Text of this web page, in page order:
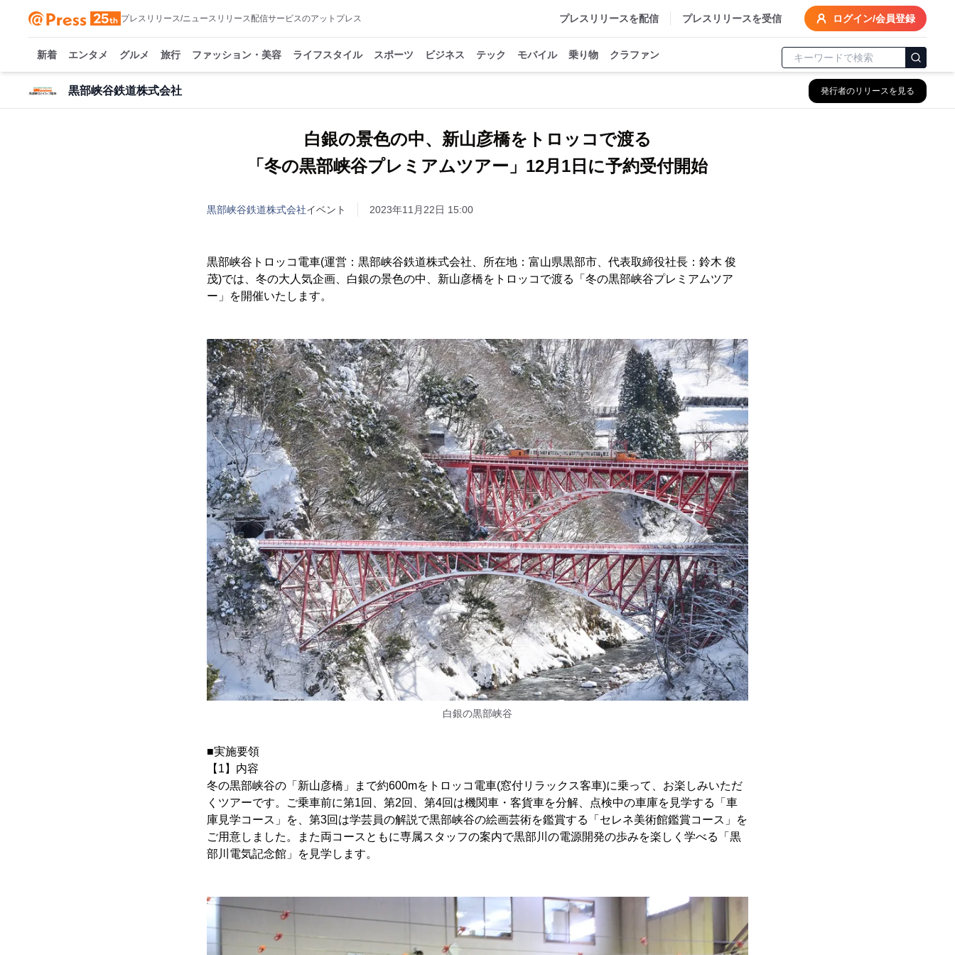
プレスリリース/ニュースリリース配信サービスのアットプレス プレスリリースを配信 プレスリリースを受信 ログイン/会員登録
新着 エンタメ グルメ 旅行 ファッション・美容 ライフスタイル スポーツ ビジネス テック モバイル 乗り物 クラファン
黒部峡谷鉄道株式会社 発行者のリリースを見る
白銀の景色の中、新山彦橋をトロッコで渡る
「冬の黒部峡谷プレミアムツアー」12月1日に予約受付開始
黒部峡谷鉄道株式会社イベント 2023年11月22日 15:00
黒部峡谷トロッコ電車(運営：黒部峡谷鉄道株式会社、所在地：富山県黒部市、代表取締役社長：鈴木 俊
茂)では、冬の大人気企画、白銀の景色の中、新山彦橋をトロッコで渡る「冬の黒部峡谷プレミアムツア
ー」を開催いたします。
白銀の黒部峡谷
■実施要領
【1】内容
冬の黒部峡谷の「新山彦橋」まで約600mをトロッコ電車(窓付リラックス客車)に乗って、お楽しみいただ
くツアーです。ご乗車前に第1回、第2回、第4回は機関車・客貨車を分解、点検中の車庫を見学する「車
庫見学コース」を、第3回は学芸員の解説で黒部峡谷の絵画芸術を鑑賞する「セレネ美術館鑑賞コース」を
ご用意しました。また両コースともに専属スタッフの案内で黒部川の電源開発の歩みを楽しく学べる「黒
部川電気記念館」を見学します。